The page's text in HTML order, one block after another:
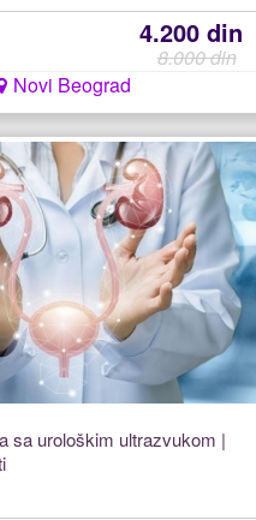
4.200 din
8.000 din
Novi Beograd
sa urološkim ultrazvukom |